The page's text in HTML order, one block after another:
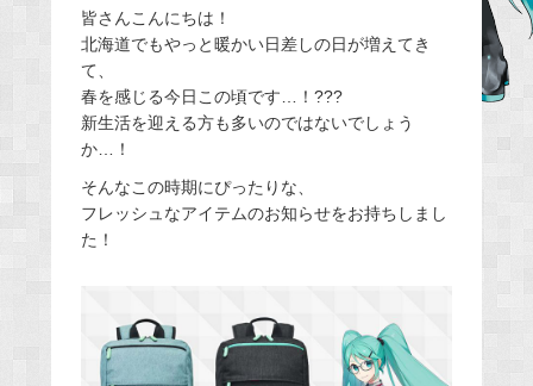
c
e
o
k
皆さんこんにちは！
北海道でもやっと暖かい日差しの日が増えてき
て、
春を感じる今日この頃です…！???
新生活を迎える方も多いのではないでしょう
か…！
そんなこの時期にぴったりな、
フレッシュなアイテムのお知らせをお持ちしまし
た！